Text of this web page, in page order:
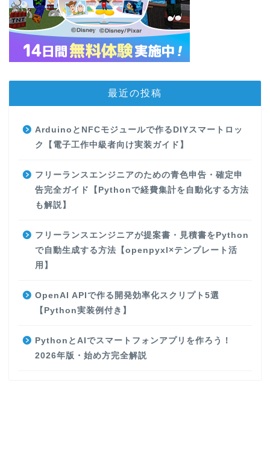
最近の投稿
ArduinoとNFCモジュールで作るDIYスマートロッ
ク【電子工作中級者向け実装ガイド】
フリーランスエンジニアのための青色申告・確定申
告完全ガイド【Pythonで経費集計を自動化する方法
も解説】
フリーランスエンジニアが提案書・見積書をPython
で自動生成する方法【openpyxl×テンプレート活
用】
OpenAI APIで作る開発効率化スクリプト5選
【Python実装例付き】
PythonとAIでスマートフォンアプリを作ろう！
2026年版・始め方完全解説